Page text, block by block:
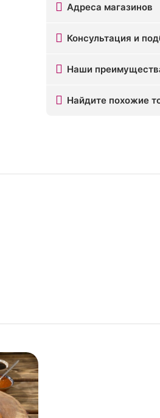
Адреса магазинов
Консультация и
Наши
Найдите похожие